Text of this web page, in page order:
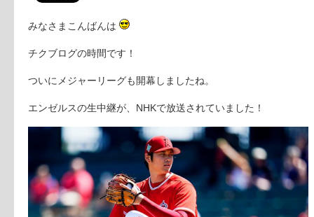
みなさまこんばんは
チクブログの時間です！
ついにメジャーリーグも開幕しましたね。
エンゼルスの生中継が、NHKで放送されていました！